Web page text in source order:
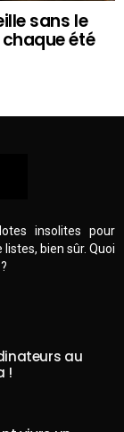
sans le
été
insolites pour
bien sûr. Quoi
au
!